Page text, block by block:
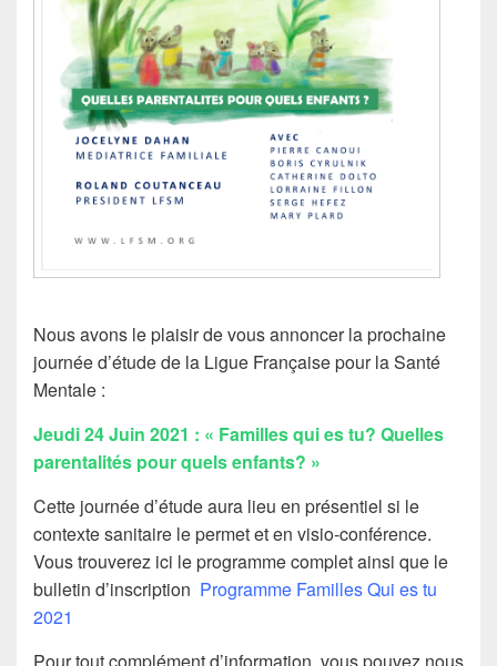
Nous avons le plaisir de vous annoncer la prochaine
journée d’étude de la Ligue Française pour la Santé
Mentale :
Jeudi 24 Juin 2021 : « Familles qui es tu? Quelles
parentalités pour quels enfants? »
Cette journée d’étude aura lieu en présentiel si le
contexte sanitaire le permet et en visio-conférence.
Vous trouverez ici le programme complet ainsi que le
bulletin d’inscription Programme Familles Qui es tu
2021
Pour tout complément d’information, vous pouvez nous